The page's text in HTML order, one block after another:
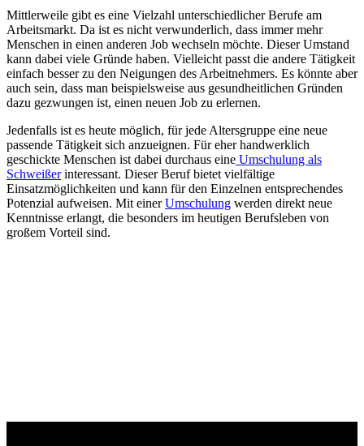
Mittlerweile gibt es eine Vielzahl unterschiedlicher Berufe am
Arbeitsmarkt. Da ist es nicht verwunderlich, dass immer mehr
Menschen in einen anderen Job wechseln möchte. Dieser Umstand
kann dabei viele Gründe haben. Vielleicht passt die andere Tätigkeit
einfach besser zu den Neigungen des Arbeitnehmers. Es könnte aber
auch sein, dass man beispielsweise aus gesundheitlichen Gründen
dazu gezwungen ist, einen neuen Job zu erlernen.
Jedenfalls ist es heute möglich, für jede Altersgruppe eine neue
passende Tätigkeit sich anzueignen. Für eher handwerklich
geschickte Menschen ist dabei durchaus eine Umschulung als
Schweißerinteressant. Dieser Beruf bietet vielfältige
Einsatzmöglichkeiten und kann für den Einzelnen entsprechendes
Potenzial aufweisen. Mit einerUmschulung werden direkt neue
Kenntnisse erlangt, die besonders im heutigen Berufsleben von
großem Vorteil sind.